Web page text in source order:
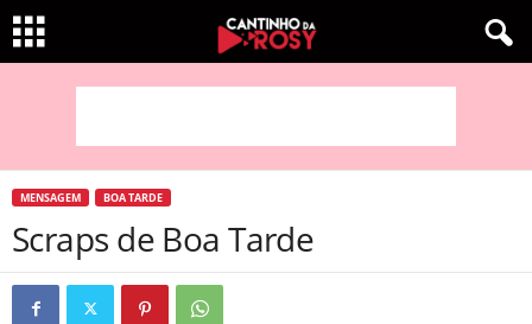
MENSAGEM BOA TARDE
Scraps de Boa Tarde